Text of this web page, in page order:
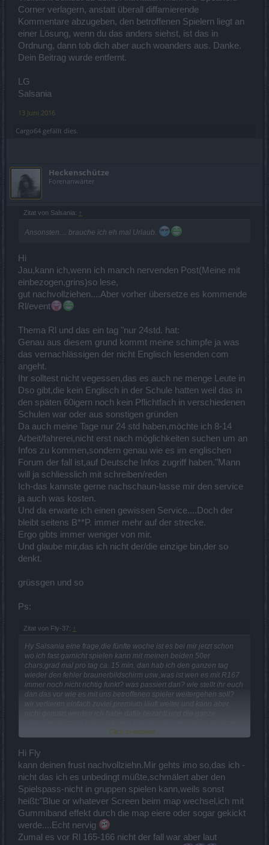
Corner verlagern, anstatt überall diffamierende
Kommentare abzugeben, den betroffenen Spielern liegt an
einer Lösung, wenn du das anders siehst, ist das in
Ordnung, dann tob dich aber auch woanders aus. Danke.
Dein Beitrag wurde entfernt.
LG
Salsania
13 Juni 2016
Cargo64 gefällt dies.
Heckenschütze
Forenanwärter
Zitat von Salsania: ↑
Ansonsten.... brauche ich eh mal Urlaub.
Hi
Jau,kann ich,wenn ich manch nervenden Post(Meine mit
einbezogen,grins)so lese,
gut nachvollziehen....Aber vorher übersetze es kommende
Rl/event
Thema Rl und das ein tag "nur 24std. hat:
Genau aus diesem grund kommt meine schimpfe ja was
das vernachlässigen der nicht Englisch lesenden com
angeht.
Ihr solltest nicht vegessen,das es auch ne menge Leute in
Dso gibt,die kein Englisch in der Schule hatten weil das in
den späten 60igern noch kein Pflichtfach in verschiedenen
Schulen war oder aus sonstigen gründen
Da auch meine Tage nur 24 std haben,möchte ich 8-14
Arbeit/fahrerei,nicht erst nach möglichkeiten suchen um an
Infos zu kommen,sondern genau wie es im englischen
Forum der fall ist,auf Deutsche Infos zugriff haben."Mann
will ja schliesslich mit schreiben/reden
Ich-das kannste gerne nachschaun-lasse mir den service
ja auch was kosten.
Und da erwarte ich einen gewissen Service....Doch der
bleibt seitens B**P. immer mehr auf der strecke.
Ergo gibts immer weniger von mir.
Und glaube mir,das ich nicht der/die einzige bin,der so
denkt.
grüssgen und so
Ps:
Zitat von Fly-37: ↑
Hy Salsania eine frage,die fünfte woche ist es bei mir jetzt schon
wo ich fast garnicht spielen kann mit meinen beiden 50er
chars,grad mal pro tag ca. 15 min. dan hab ich den ganzen tag
wieder den fehler braunerbildschirm usw.,was ist wen es mit R167
immer noch nicht richtig funkt? was passiert dan? wie stellt ihr euch
dan das vor wie es mit uns betroffenen spieler weitergehen soll?
wir verlieren einfach zuviel,premium läuft weiter und kann aber
antwort geben könntest ob es einen notfallplan gibt damit ihr nicht
Click to expand...
Hi Fly
kann deinen frust nachvollziehn.Mir gehts imo so,das ich -
nicht das ich es unbedingt müßte,schmälert aber den
Spielspass-nicht in gruppen spielen kann,weils sonst
heißt:"Blue or whatever Screen beim map wechsel,ich mit
Gummiband effekt durch die map eiere oder sogar gekickt
werde....Echt nervig
Zumal es vor Rl 165-166 nicht der fall war aber laut